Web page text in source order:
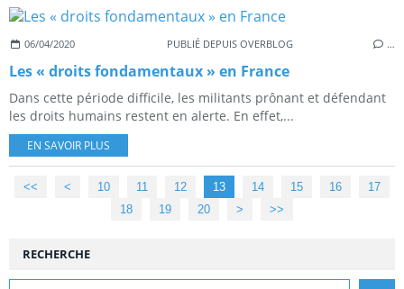
06/04/2020 PUBLIÉ DEPUIS OVERBLOG …
Les « droits fondamentaux » en France
Dans cette période difficile, les militants prônant et défendant
les droits humains restent en alerte. En effet,...
EN SAVOIR PLUS
<< < 10 11 12 13 14 15 16
17
18
19 20 > >>
RECHERCHE